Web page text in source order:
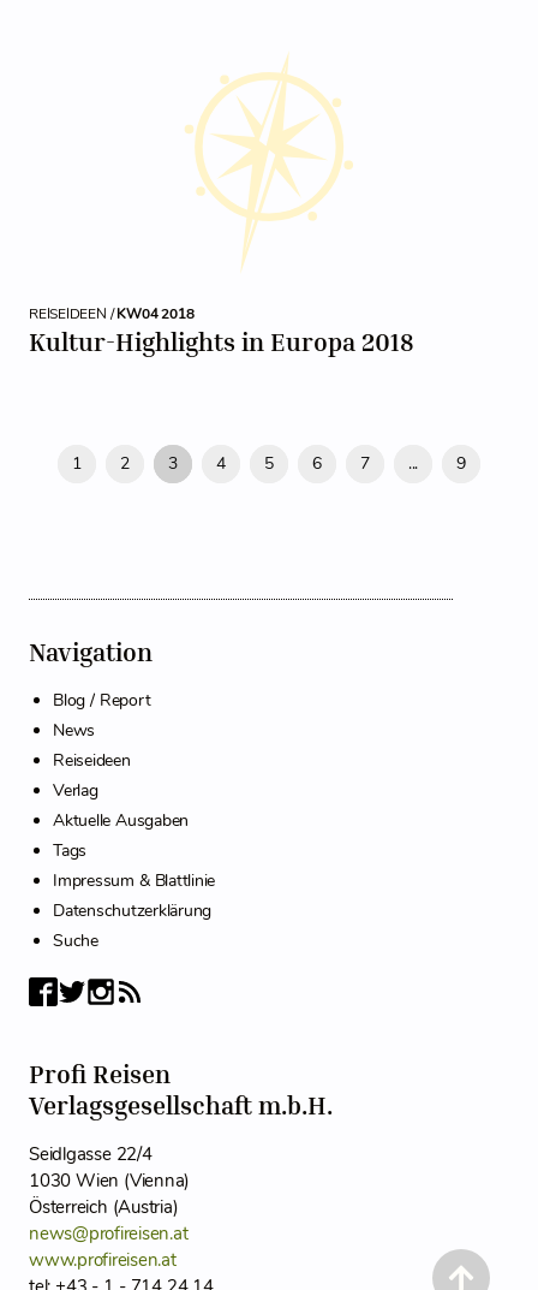
REISEIDEEN /KW04 2018
Kultur-Highlights in Europa 2018
1 2 3 4 5 6 7 ... 9
Navigation
Blog / Report
News
Reiseideen
Verlag
Aktuelle Ausgaben
Tags
Impressum & Blattlinie
Datenschutzerklärung
Suche
Profi Reisen
Verlagsgesellschaft m.b.H.
Seidlgasse 22/4
1030 Wien (Vienna)
Österreich (Austria)
news@profireisen.at
www.profireisen.at